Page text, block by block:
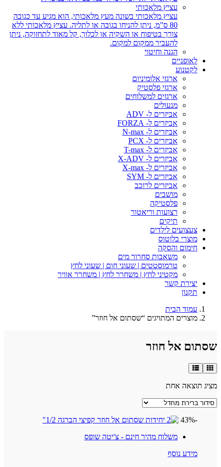
עציץ מלאכותי
עציץ מלאכותי בשונה מעץ מלאכותי, הוא מגיע עד כגובה
80 ס”מ, ניתן להניחו בגובה או לתליה. עציץ מלאכותי ללא
צורך בטיפוח או השקיה או לכלוך, קל מאוד לתחזוקה, ניתן
להעביר ממקום למקום.
הגנה וחיטוי
לאופניים
לקטנוע
ארגזי אלומיניום
ארגזי פלסטיק
ארגזים למשלוחים
מנעולים
אביזרים ל- ADV
אביזרים ל- FORZA
אביזרים ל- N-max
אביזרים ל- PCX
אביזרים ל- T-max
אביזרים ל- X-ADV
אביזרים ל- X-max
אביזרים ל- SYM
אביזרים לרוכב
מושבים
פלסטיקה
רצועות וריאטור
תיקים
צעצועים לילדים
מוצרי בלוטוס
חימום והסקה
משאבות סחרור מים
טרמוסטטים | שעוני חום | שעוני לחץ
מקטיני לחץ | משחרר לחץ | משחרר אוויר
יצירת קשר
תקנון
עמוד הבית
מוצרים המתויגים “שסתום אל חוזר”
שסתום אל חוזר
מציג תוצאה אחת
-43%
משלוח מהיר חינם - צ'יטה שופס
מידע נוסף